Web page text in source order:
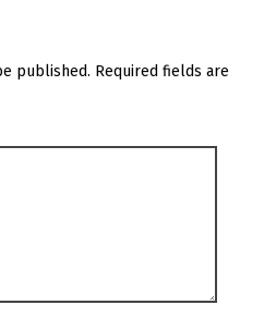
published. Required fields are